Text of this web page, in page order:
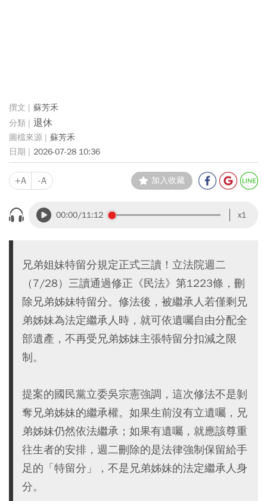
蘇芳禾
退休
蘇芳禾
2026-07-28 10:36
+A -A 加入收藏
00:00/11:12 x1
兄弟姐妹特留分規定正式三讀！立法院週二
（7/28）三讀通過修正《民法》第1223條，刪
除兄弟姊妹特留分。修法後，被繼承人若僅剩兄
弟姊妹為法定繼承人時，就可依遺囑自由分配全
部遺產，不再受兄弟姊妹主張特留分扣減之限
制。
提案的國民黨立委吳宗憲強調，這次修法不是剝
奪兄弟姊妹的繼承權。如果生前沒有立遺囑，兄
弟姊妹仍然依法繼承；如果有遺囑，就應該尊重
往生者的安排，週二刪除的是法律強制保留給手
足的「特留分」，不是兄弟姊妹的法定繼承人身
分。